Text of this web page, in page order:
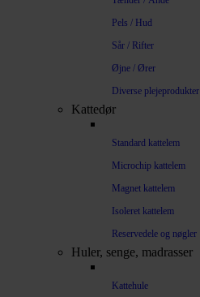
Pels / Hud
Sår / Rifter
Øjne / Ører
Diverse plejeprodukter
Kattedør
Standard kattelem
Microchip kattelem
Magnet kattelem
Isoleret kattelem
Reservedele og nøgler
Huler, senge, madrasser
Kattehule